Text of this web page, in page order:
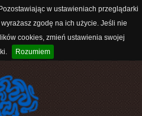
w ustawieniach przeglądarki
zgodę na ich użycie. Jeśli nie
cookies, zmień ustawienia swojej
Rozumiem